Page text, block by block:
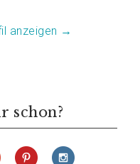
anzeigen →
schon?